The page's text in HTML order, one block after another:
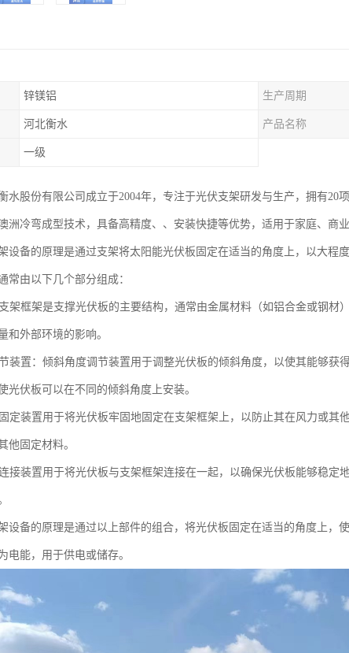
锌镁铝 生产周期
河北衡水 产品名称
一级
水股份有限公司成立于2004年，专注于光伏支架研发与生产，拥有20
洲冷弯成型技术，具备高精度、、安装快捷等优势，适用于家庭、商业
设备的原理是通过支架将太阳能光伏板固定在适当的角度上，以大程度
常由以下几个部分组成：
架框架是支撑光伏板的主要结构，通常由金属材料（如铝合金或钢材
和外部环境的影响。
装置：倾斜角度调节装置用于调整光伏板的倾斜角度，以使其能够获
光伏板可以在不同的倾斜角度上安装。
定装置用于将光伏板牢固地固定在支架框架上，以防止其在风力或其
他固定材料。
接装置用于将光伏板与支架框架连接在一起，以确保光伏板能够稳定
设备的原理是通过以上部件的组合，将光伏板固定在适当的角度上，
电能，用于供电或储存。